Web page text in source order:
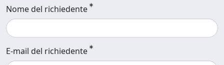
Nome del richiedente
E-mail del richiedente